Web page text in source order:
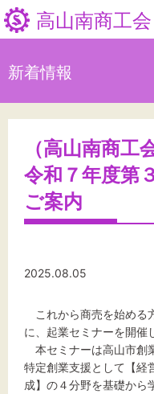
高山南商工会
事業
新着情報
（高山南商工
令和７年度第
ご案内
2025.08.05
これから商売を始める
に、起業セミナーを開催
本セミナーは高山市創
特定創業支援として【経
成】の４分野を基礎から